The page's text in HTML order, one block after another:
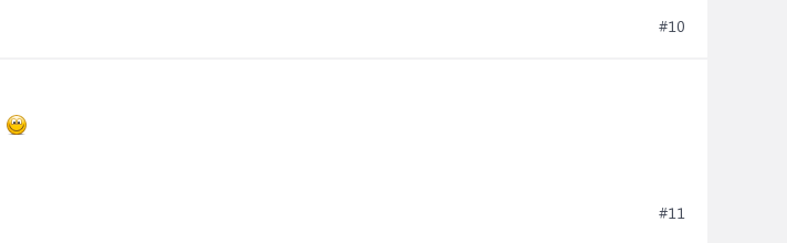
#10
#11